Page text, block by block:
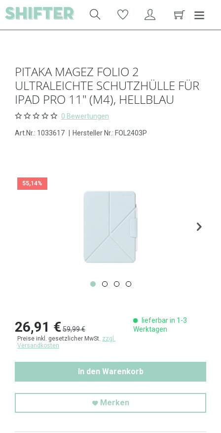
PITAKA MAGEZ FOLIO 2
ULTRALEICHTE SCHUTZHÜLLE FÜR
IPAD PRO 11" (M4), HELLBLAU
0 Bewertungen
Art.Nr.: 1033617 Hersteller Nr.: FOL2403P
55,14%
26,91 €59,99 €
Preise inkl. gesetzlicher MwSt. zzgl.
Versandkosten
lieferbar in 1-3
Werktagen
In den Warenkorb
Merken